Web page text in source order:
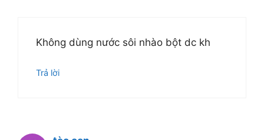
Không dùng nước sôi nhào bột dc kh
Trả lời